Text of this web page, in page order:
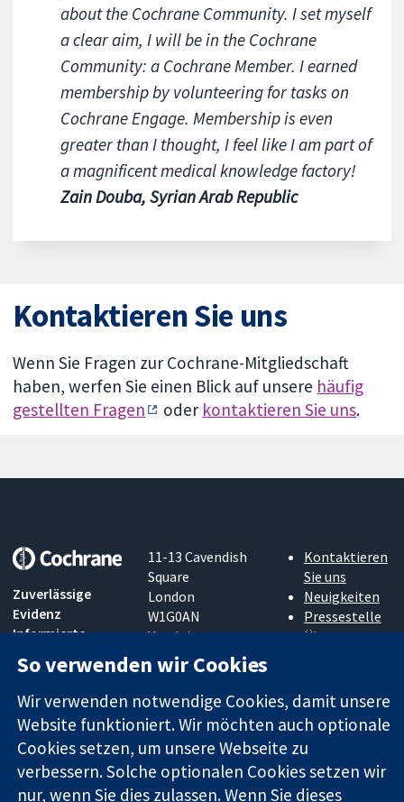
about the Cochrane Community. I set myself
a clear aim, I will be in the Cochrane
Community: a Cochrane Member. I earned
membership by volunteering for tasks on
Cochrane Engage. Membership is even
greater than I thought, I feel like I am part of
a magnificent medical knowledge factory!
Zain Douba, Syrian Arab Republic
Kontaktieren Sie uns
Wenn Sie Fragen zur Cochrane-Mitgliedschaft
haben, werfen Sie einen Blick auf unsere häufig
gestellten Fragen
oder kontaktieren Sie uns.
Zuverlässige
Evidenz
Informierte
Bessere
Gesundheit
11-13 Cavendish
Square
London
W1G0AN
Vereinigtes
Königreich
Kontaktieren
Sie uns
Neuigkeiten
Pressestelle
Über uns
Library
Die Cochrane Collaboration ist eine gemeinützige Organisation
(Nr. 1045921) und in England und in Wales als eine Gesellschaft
So verwenden wir Cookies
Wir verwenden notwendige Cookies, damit unsere
Website funktioniert. Wir möchten auch optionale
Cookies setzen, um unsere Webseite zu
verbessern. Solche optionalen Cookies setzen wir
nur, wenn Sie dies zulassen. Wenn Sie dieses